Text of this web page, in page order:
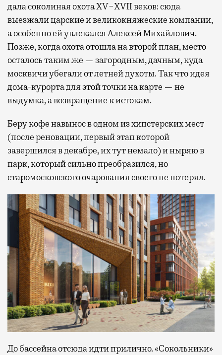
дала соколиная охота XV−XVII веков: сюда
выезжали царские и великокняжеские компании,
а особенно ей увлекался Алексей Михайлович.
Позже, когда охота отошла на второй план, место
осталось таким же — загородным, дачным, куда
москвичи убегали от летней духоты. Так что идея
дома-курорта для этой точки на карте — не
выдумка, а возвращение к истокам.
Беру кофе навынос в одном из хипстерских мест
(после реновации, первый этап которой
завершился в декабре, их тут немало) и ныряю в
парк, который сильно преобразился, но
старомосковского очарования своего не потерял.
До бассейна отсюда идти прилично. «Сокольники»